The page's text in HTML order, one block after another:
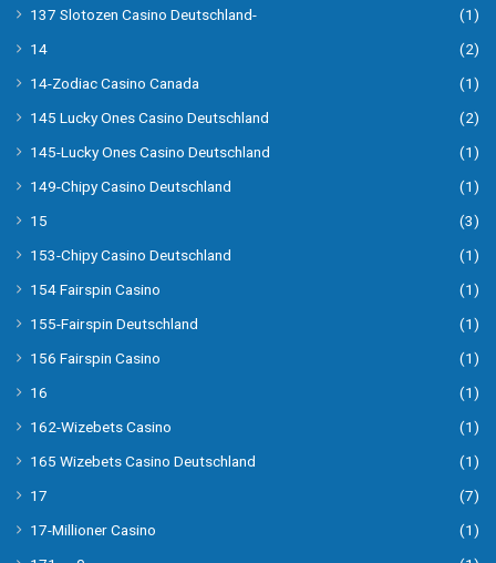
137 Slotozen Casino Deutschland-
(1)
14
(2)
14-Zodiac Casino Canada
(1)
145 Lucky Ones Casino Deutschland
(2)
145-Lucky Ones Casino Deutschland
(1)
149-Chipy Casino Deutschland
(1)
15
(3)
153-Chipy Casino Deutschland
(1)
154 Fairspin Casino
(1)
155-Fairspin Deutschland
(1)
156 Fairspin Casino
(1)
16
(1)
162-Wizebets Casino
(1)
165 Wizebets Casino Deutschland
(1)
17
(7)
17-Millioner Casino
(1)